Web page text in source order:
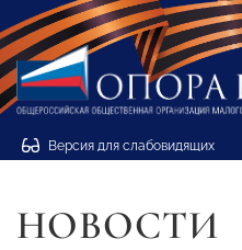
Версия для слабовидящих
НОВОСТИ